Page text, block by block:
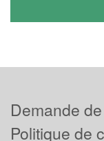
Demande
Politique de